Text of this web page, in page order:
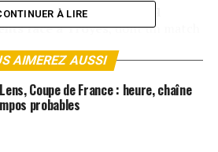
lors de leurs cinq
face à Troyes, dont un match
bien faire respecter la
hivernal a également apporté de
les arrivées de Masuaku pour six
arrivé libre, renforçant un
les absences de Baidoo, Gradit
À LIRE
AIMEREZ AUSSI
Coupe de France : heure, chaîne
probables